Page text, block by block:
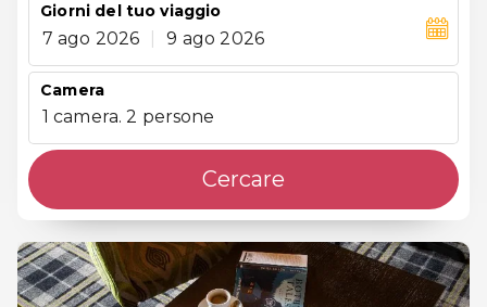
Giorni del tuo viaggio
7 ago 2026 9 ago 2026
Camera
1 camera. 2 persone
Cercare